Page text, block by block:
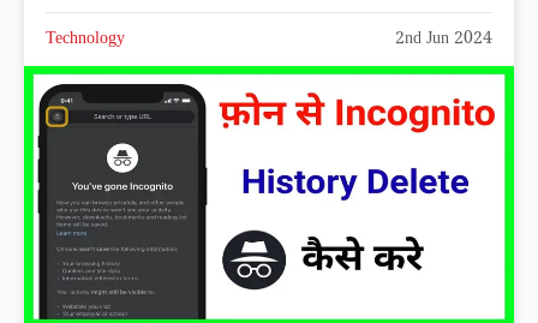
Technology 2nd Jun 2024